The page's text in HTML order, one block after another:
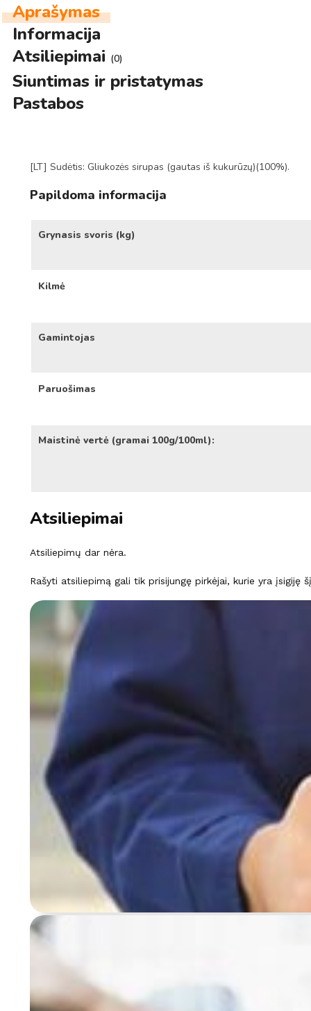
Aprašymas
Informacija
Atsiliepimai (0)
Siuntimas ir pristatymas
Pastabos
[LT] Sudėtis: Gliukozės sirupas (gautas iš kukurūzų)(100%).
Papildoma informacija
Grynasis svoris (kg)
Kilmė
Gamintojas
Paruošimas
Maistinė vertė (gramai 100g/100ml):
Atsiliepimai
Atsiliepimų dar nėra.
Rašyti atsiliepimą gali tik prisijungę pirkėjai, kurie yra įsigiję